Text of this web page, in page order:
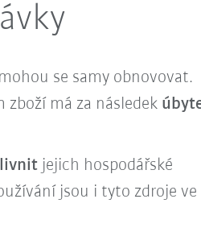
se samy obnovovat.
má za následek
jejich hospodářské
jsou i tyto zdroje ve